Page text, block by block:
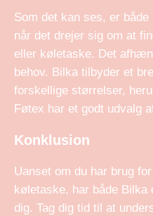
Som det kan ses, er
når det drejer sig om at
eller køletaske. Det
behov. Bilka tilbyder et
forskellige størrelser,
Føtex har et godt udvalg
Konklusion
Uanset om du har brug
køletaske, har både Bilka
dig. Tag dig tid til at